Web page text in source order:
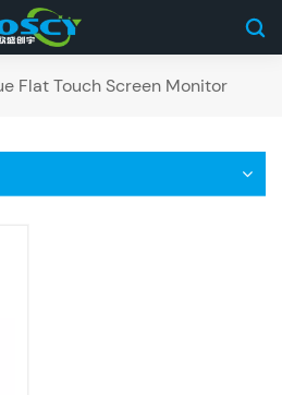
Flat Touch Screen Monitor